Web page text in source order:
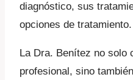
diagnóstico, sus
opciones de tratamiento.
La Dra. Benítez no solo
profesional, sino